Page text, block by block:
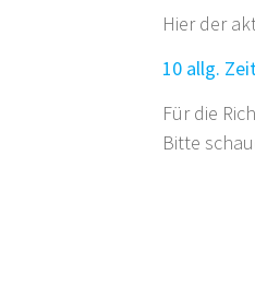
Hier der
10 allg.
Für die
Bitte